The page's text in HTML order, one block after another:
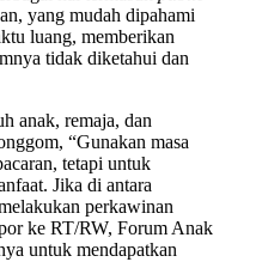
yang mudah dipahami
luang, memberikan
tidak diketahui dan
anak, remaja, dan
“Gunakan masa
tetapi untuk
Jika di antara
perkawinan
ke RT/RW, Forum Anak
untuk mendapatkan